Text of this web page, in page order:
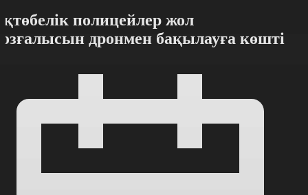
полицейлер жол
дронмен бақылауға көшті